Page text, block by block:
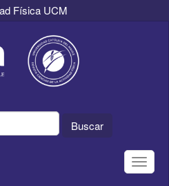
Física UCM
Buscar
Toggle